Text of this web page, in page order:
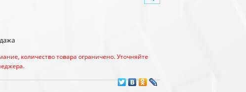
количество товара ограничено. Уточняйте